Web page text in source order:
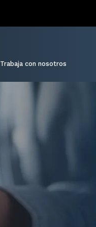
Trabaja con nosotros